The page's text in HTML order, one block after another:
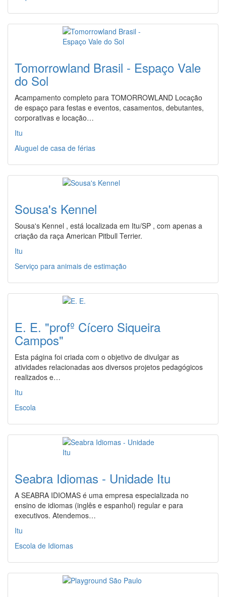
Tomorrowland Brasil - Espaço Vale
do Sol
Acampamento completo para TOMORROWLAND Locação
de espaço para festas e eventos, casamentos, debutantes,
corporativas e locação…
Itu
Aluguel de casa de férias
Sousa's Kennel
Sousa's Kennel , está localizada em Itu/SP , com apenas a
criação da raça American Pitbull Terrier.
Itu
Serviço para animais de estimação
E. E. "profº Cícero Siqueira
Campos"
Esta página foi criada com o objetivo de divulgar as
atividades relacionadas aos diversos projetos pedagógicos
realizados e…
Itu
Escola
Seabra Idiomas - Unidade Itu
A SEABRA IDIOMAS é uma empresa especializada no
ensino de idiomas (inglês e espanhol) regular e para
executivos. Atendemos…
Itu
Escola de Idiomas